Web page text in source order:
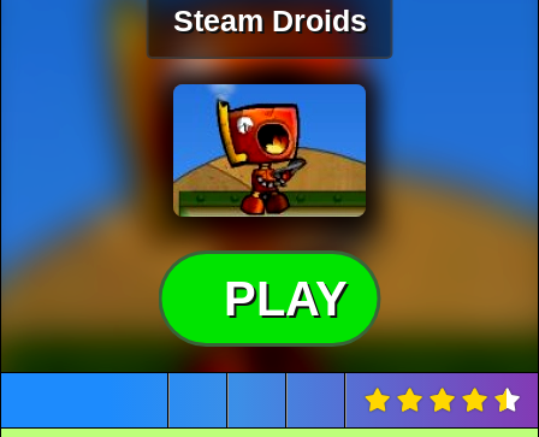
Steam Droids
PLAY